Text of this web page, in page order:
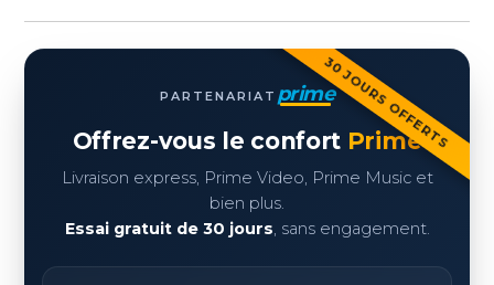
30 JOURS OFFERTS
PARTENARIAT prime
Offrez-vous le confort Prime
Livraison express, Prime Video, Prime Music et
bien plus.
Essai gratuit de 30 jours, sans engagement.